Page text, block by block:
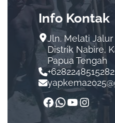
Info Kontak
Jln. Melati
Distrik Nabire,
Papua Tengah
+6282248515282